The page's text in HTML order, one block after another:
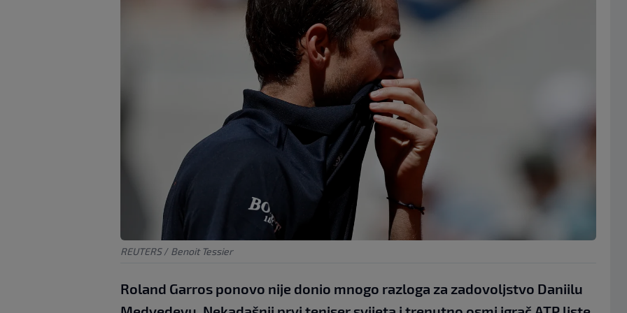
REUTERS / Benoit Tessier
Roland Garros ponovo nije donio mnogo razloga za zadovoljstvo Daniilu